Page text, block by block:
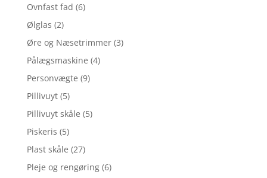
Ovnfast fad (6)
Ølglas (2)
Øre og Næsetrimmer (3)
Pålægsmaskine (4)
Personvægte (9)
Pillivuyt (5)
Pillivuyt skåle (5)
Piskeris (5)
Plast skåle (27)
Pleje og rengøring (6)